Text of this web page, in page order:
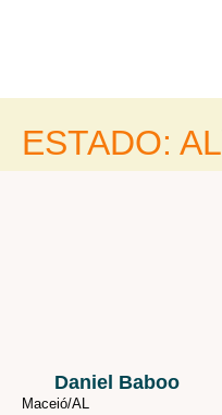
ESTADO: AL
EstadoDaniel Baboo
Maceió/AL